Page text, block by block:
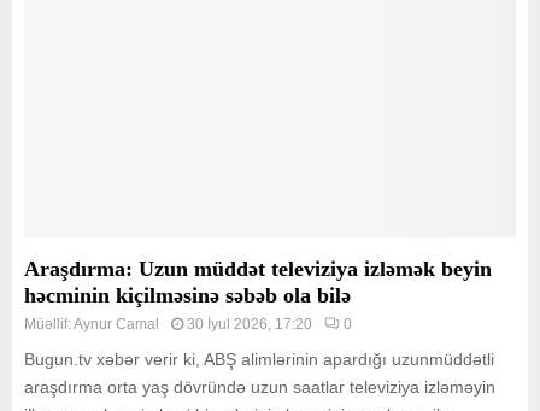
Araşdırma: Uzun müddət televiziya izləmək beyin
həcminin kiçilməsinə səbəb ola bilə
Müəllif:Aynur Camal 30 İyul 2026, 17:20 0
Bugun.tv xəbər verir ki, ABŞ alimlərinin apardığı uzunmüddətli
araşdırma orta yaş dövründə uzun saatlar televiziya izləməyin